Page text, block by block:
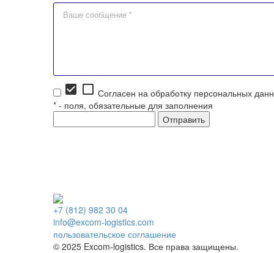
check_box check_box_outline_blank Согласен на обработку персональных
* - поля, обязательные для заполнения
+7 (812) 982 30 04
info@excom-logistics.com
пользовательское соглашение
© 2025 Excom-logistics. Все права защищены.